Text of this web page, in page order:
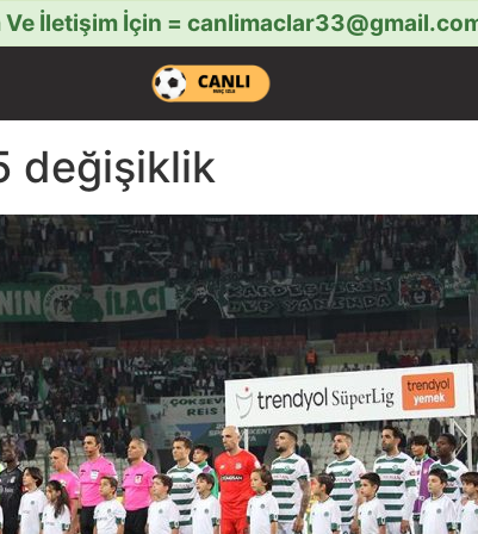
Ve İletişim İçin =
değişiklik